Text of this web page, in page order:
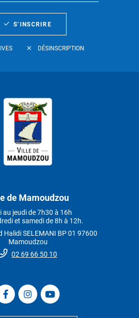
S’INSCRIRE
DÉSINSCRIPTION
de Mamoudzou
au jeudi de 7h30 à 16h
et samedi de 8h à 12h.
Halidi SELEMANI BP 01 97600
Mamoudzou
02 69 66 50 10